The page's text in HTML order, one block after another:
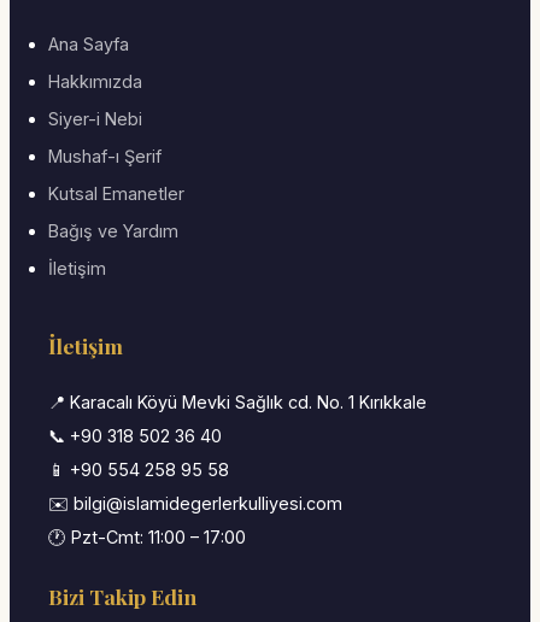
Ana Sayfa
Hakkımızda
Siyer-i Nebi
Mushaf-ı Şerif
Kutsal Emanetler
Bağış ve Yardım
İletişim
İletişim
📍 Karacalı Köyü Mevki Sağlık cd. No. 1 Kırıkkale
📞 +90 318 502 36 40
📱 +90 554 258 95 58
✉️ bilgi@islamidegerlerkulliyesi.com
🕐 Pzt-Cmt: 11:00 – 17:00
Bizi Takip Edin